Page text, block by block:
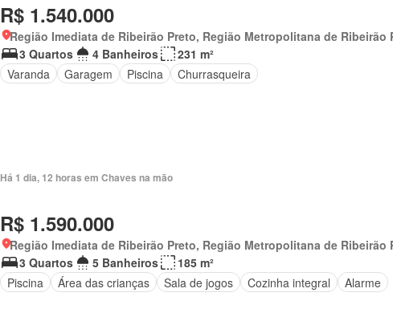
R$ 1.540.000
Região Imediata de Ribeirão Preto, Região Metropolitana de Ribeirão
3 Quartos
4 Banheiros
231 m²
Varanda
Garagem Piscina Churrasqueira
Há 1 dia, 12 horas em Chaves na mão
R$ 1.590.000
Região Imediata de Ribeirão Preto, Região Metropolitana de Ribeirão
3 Quartos
5 Banheiros
185 m²
Piscina
Área das crianças Sala de jogos Cozinha integral Alarme